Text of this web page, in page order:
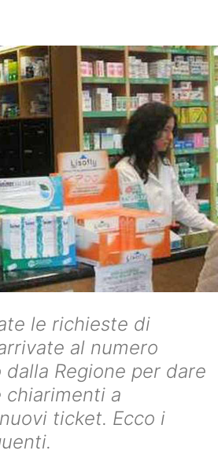
le richieste di
al numero
Regione per dare
chiarimenti a
ticket. Ecco i